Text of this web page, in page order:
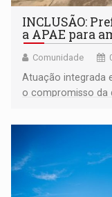
INCLUSÃO:
a APAE para
Comunidade
Atuação integrada
o compromisso da